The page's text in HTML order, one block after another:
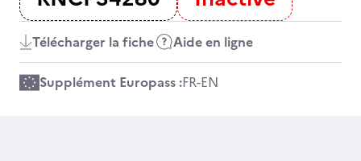
Télécharger la fiche Aide en ligne
Supplément Europass :FR-EN